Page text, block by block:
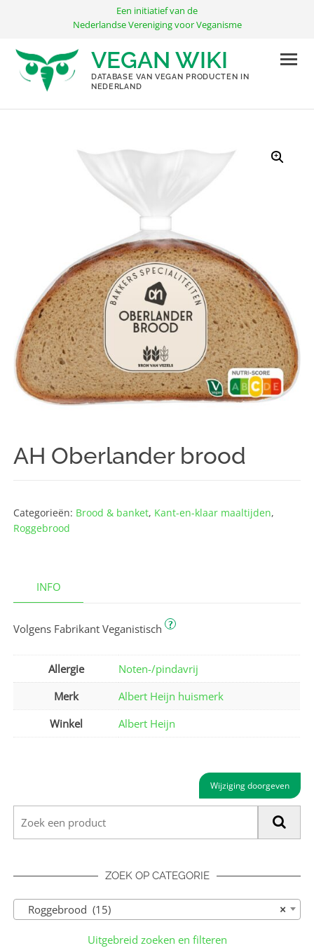
inhoud
Een initiatief van de
Nederlandse Vereniging voor Veganisme
VEGAN WIKI
DATABASE VAN VEGAN PRODUCTEN IN
NEDERLAND
AH Oberlander brood
Categorieën: Brood & banket, Kant-en-klaar maaltijden,
Roggebrood
INFO
Volgens Fabrikant Veganistisch ?
Allergie
Noten-/pindavrij
Merk
Albert Heijn huismerk
Winkel
Albert Heijn
Wijziging doorgeven
ZOEK OP CATEGORIE
×
Roggebrood (15)
Uitgebreid zoeken en filteren